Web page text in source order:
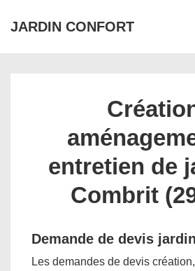
passer
JARDIN CONFORT
entretien de
Combrit
Demande de devis jardin
Les demandes de devis création,